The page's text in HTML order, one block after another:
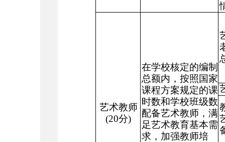
艺术教师
(20分)
在学校核定的编制
总额内，按照国家
课程方案规定的课
时数和学校班级数
配备艺术教师，满
足艺术教育基本需
求，加强教师培